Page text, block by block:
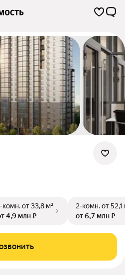
комн.от 33,8 м²
4,9 млн ₽
2-комн.от 52,1
от 6,7 млн ₽